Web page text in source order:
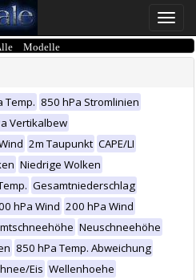
Toggle
Modelle
Temp. 850 hPa Stromlinien
Vertikalbew
2m Taupunkt CAPE/LI
Niedrige Wolken
Gesamtniederschlag
hPa Wind 200 hPa Wind
Neuschneehöhe
850 hPa Temp. Abweichung
Eis Wellenhoehe